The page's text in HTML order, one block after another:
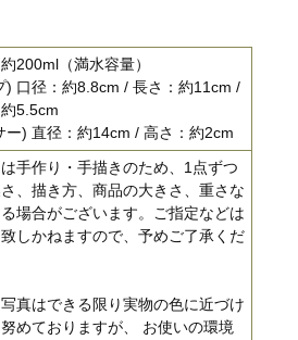
200ml（満水容量）
) 口径：約8.8cm / 長さ：約11cm /
5.5cm
ー) 直径：約14cm / 高さ：約2cm
手作り・手描きのため、1点ずつ
、描き方、商品の大きさ、重さな
場合がございます。ご指定などは
しかねますので、予めご了承くだ
真はできる限り実物の色に近づけ
めておりますが、 お使いの環境